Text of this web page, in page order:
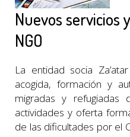
Nuevos servicios
NGO
La entidad socia
acogida, formación y
migradas y refugiadas
actividades y oferta
de las dificultades por el